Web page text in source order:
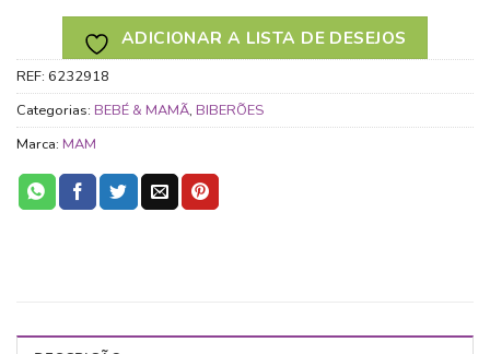
ADICIONAR A LISTA DE DESEJOS
REF: 6232918
Categorias: BEBÉ & MAMÃ, BIBERÕES
Marca: MAM